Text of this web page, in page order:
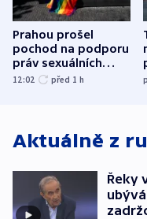
Prahou prošel
pochod na podporu
práv sexuálních
menšin
12:02 před 1 h
Aktuálně z
Řeky